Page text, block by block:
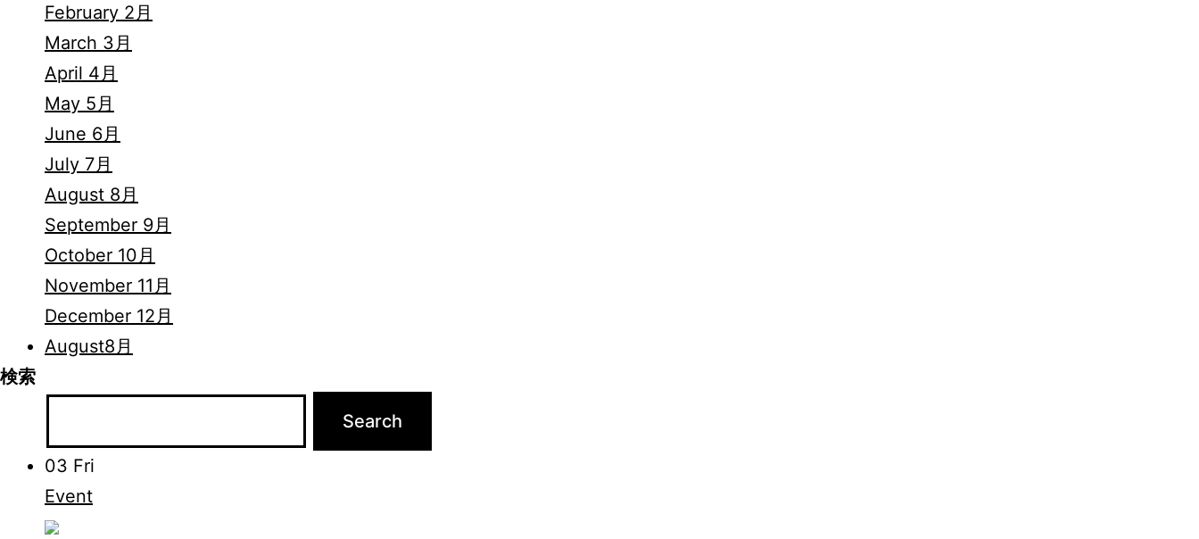
February 2月
March 3月
April 4月
May 5月
June 6月
July 7月
August 8月
September 9月
October 10月
November 11月
December 12月
August8月
検索
03 Fri
Event